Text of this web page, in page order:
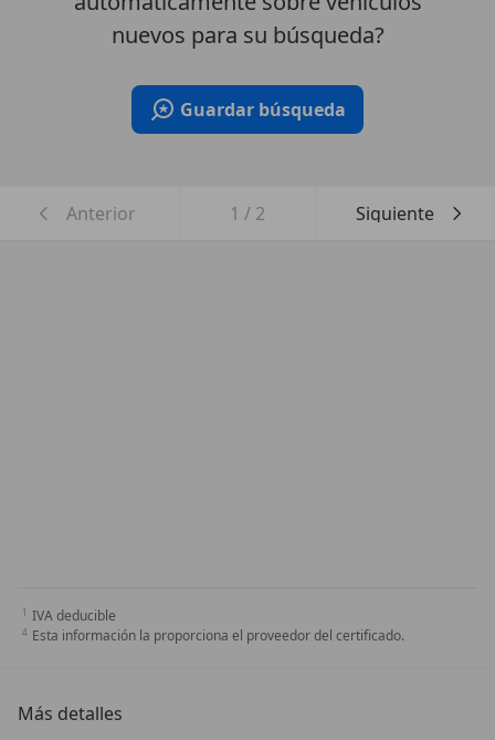
nuevos para su búsqueda?
Guardar búsqueda
Anterior 1 / 2 Siguiente
IVA deducible
Esta información la proporciona el proveedor del certificado.
Más detalles